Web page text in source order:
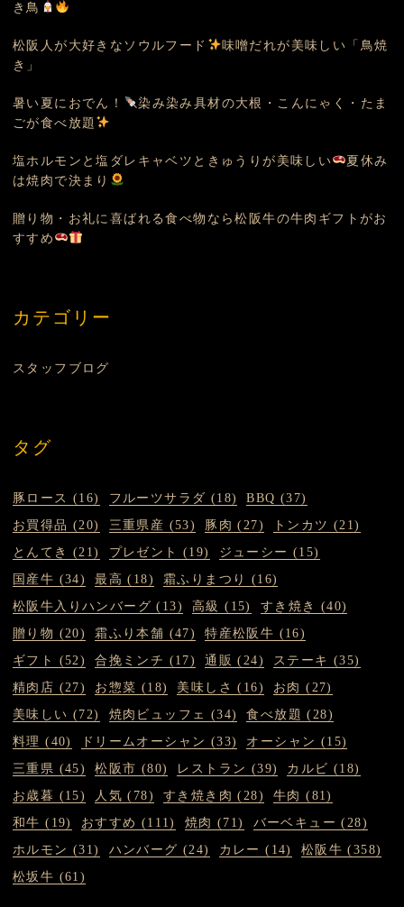
き鳥
松阪人が大好きなソウルフード
味噌だれが美味しい「鳥焼
き」
暑い夏におでん！
染み染み具材の大根・こんにゃく・たま
ごが食べ放題
塩ホルモンと塩ダレキャベツときゅうりが美味しい
夏休み
は焼肉で決まり
贈り物・お礼に喜ばれる食べ物なら松阪牛の牛肉ギフトがお
すすめ
カテゴリー
スタッフブログ
タグ
豚ロース (16) フルーツサラダ (18)
BBQ (37)
お買得品 (20)
三重県産 (53) 豚肉 (27)
トンカツ (21)
とんてき (21)
プレゼント (19)
ジューシー (15)
国産牛 (34)
最高 (18)
霜ふりまつり (16)
松阪牛入りハンバーグ (13)
高級 (15)
すき焼き (40)
贈り物 (20)
霜ふり本舗 (47)
特産松阪牛 (16)
ギフト (52)
合挽ミンチ (17) 通販 (24)
ステーキ (35)
精肉店 (27)
お惣菜 (18) 美味しさ (16)
お肉 (27)
美味しい (72)
焼肉ビュッフェ (34)
食べ放題 (28)
料理 (40)
ドリームオーシャン (33)
オーシャン (15)
三重県 (45)
松阪市 (80) レストラン (39)
カルビ (18)
お歳暮 (15)
人気 (78) すき焼き肉 (28)
牛肉 (81)
和牛 (19)
おすすめ (111) 焼肉 (71)
バーベキュー (28)
ホルモン (31)
ハンバーグ (24) カレー (14)
松阪牛 (358)
松坂牛 (61)